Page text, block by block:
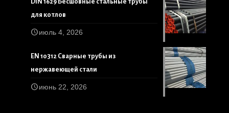
для котлов
июль 4, 2026
EN 10312 Сварные трубы из
нержавеющей стали
июнь 22, 2026